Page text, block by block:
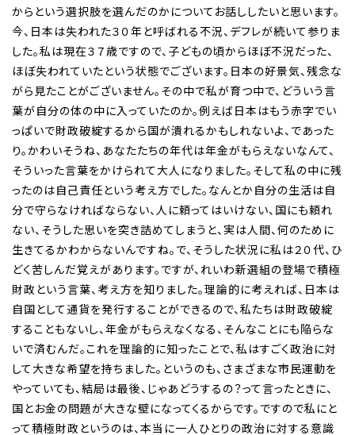
からという選択肢を選んだのかについてお話ししたいと思います。
今、日本は失われた３０年と呼ばれる不況、デフレが続いて参りま
した。私は現在３７歳ですので、子どもの頃からほぼ不況だった、
ほぼ失われていたという状態でございます。日本の好景気、残念な
がら見たことがございません。その中で私が育つ中で、どういう言
葉が自分の体の中に入っていたのか。例えば日本はもう赤字でい
っぱいで財政破綻するから国が潰れるかもしれないよ、であった
り。かわいそうね、あなたたちの年代は年金がもらえないなんて、
そういった言葉をかけられて大人になりました。そして私の中に残
ったのは自己責任という考え方でした。なんとか自分の生活は自
分で守らなければならない、人に頼ってはいけない、国にも頼れ
ない、そうした思いを突き詰めてしまうと、実は人間、何のために
生きてるかわからないんですね。で、そうした状況に私は２０代、ひ
どく苦しんだ覚えがあります。ですが、れいわ新選組の登場で積極
財政という言葉、考え方を知りました。理論的に考えれば、日本は
自国として通貨を発行することができるので、私たちは財政破綻
することもないし、年金がもらえなくなる、そんなことにも陥らな
いで済むんだ。これを理論的に知ったことで、私はすごく政治に対
して大きな希望を持ちました。というのも、さまざまな市民運動を
やっていても、結局は最後、じゃあどうするの？って言ったときに、
国とお金の問題が大きな壁になってくるからです。ですので私にと
って積極財政というのは、本当に一人ひとりの政治に対する意識